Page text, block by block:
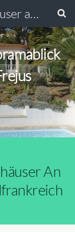
Azur Villen & Ferienhäuser an der Côte d’Azur Südfrankreich
An